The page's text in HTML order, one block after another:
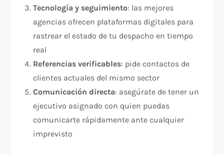
Tecnología y seguimiento: las mejores
agencias ofrecen plataformas digitales para
rastrear el estado de tu despacho en tiempo
real
Referencias verificables: pide contactos de
clientes actuales del mismo sector
Comunicación directa: asegúrate de tener un
ejecutivo asignado con quien puedas
comunicarte rápidamente ante cualquier
imprevisto